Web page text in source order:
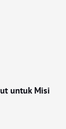
untuk Misi